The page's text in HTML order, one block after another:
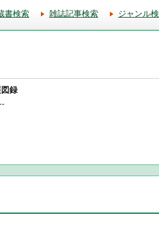
書検索 雑誌記事検索 ジャンル
録